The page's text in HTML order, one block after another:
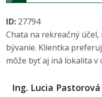
ID: 27794
Chata na rekreačný
bývanie. Klientka
môže byť aj iná lokalita v
Ing. Lucia Pastorová